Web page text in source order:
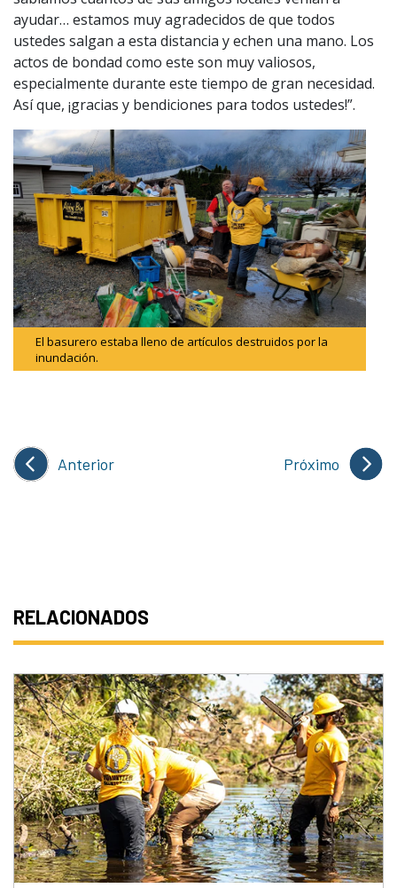
ayudar… estamos muy agradecidos de que todos
ustedes salgan a esta distancia y echen una mano. Los
actos de bondad como este son muy valiosos,
especialmente durante este tiempo de gran necesidad.
Así que, ¡gracias y bendiciones para todos ustedes!”.
El basurero estaba lleno de artículos destruidos por la
inundación.
Anterior Próximo
RELACIONADOS